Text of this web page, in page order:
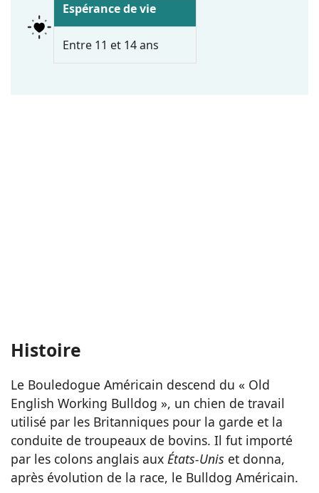
Espérance de vie
Entre 11 et 14 ans
Histoire
Le Bouledogue Américain descend du « Old
English Working Bulldog », un chien de travail
utilisé par les Britanniques pour la garde et la
conduite de troupeaux de bovins. Il fut importé
par les colons anglais aux États-Unis et donna,
après évolution de la race, le Bulldog Américain.